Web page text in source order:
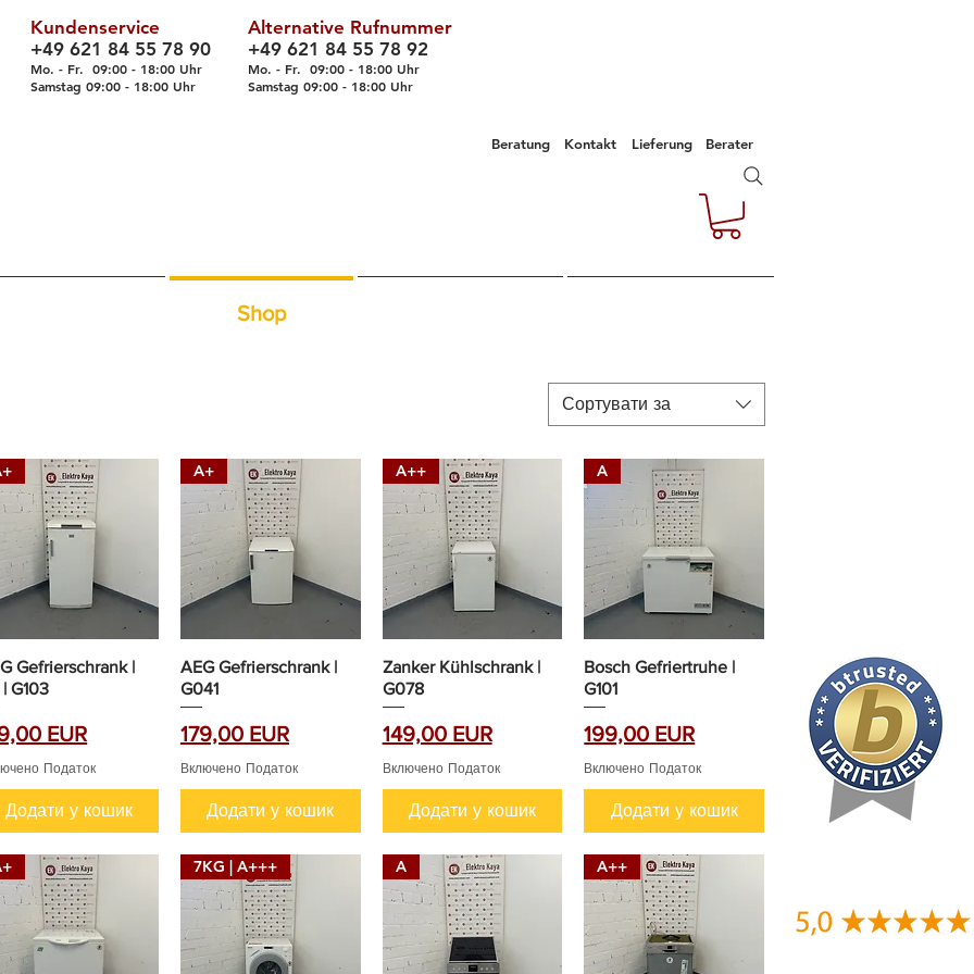
Kundenservice
+49 621 84 55 78 90
Mo. - Fr. 09:00 - 18:00 Uhr
Samstag 09:00 - 18:00 Uhr
Alternative Rufnummer
+49 621 84 55 78 92
Mo. - Fr. 09:00 - 18:00 Uhr
Samstag 09:00 - 18:00 Uhr
Beratung Kontakt Lieferung Berater
Shop
Сортувати за
Gefrierschrank |
G103
EUR
Податок
Додати у кошик
A+
AEG Gefrierschrank |
G041
Ціна
179,00 EUR
Включено Податок
Додати у кошик
A++
Zanker Kühlschrank |
G078
Ціна
149,00 EUR
Включено Податок
Додати у кошик
A
Bosch Gefriertruhe |
G101
Ціна
199,00 EUR
Включено Податок
Додати у кошик
7KG | A+++ A A++